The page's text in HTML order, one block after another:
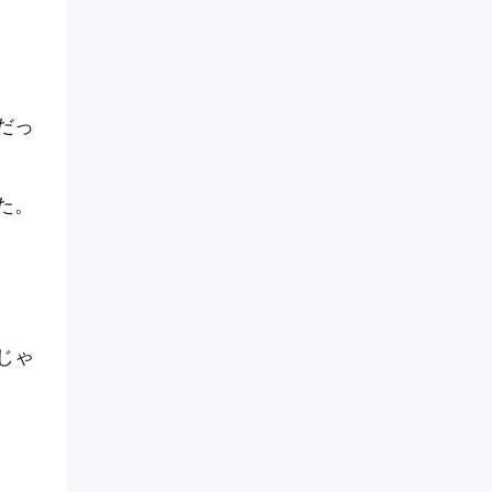
っ
ゃ